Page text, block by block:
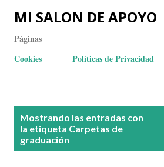
MI SALON DE APOYO
Páginas
Cookies
Políticas de Privacidad
Mostrando las entradas con
la etiqueta Carpetas de
graduación